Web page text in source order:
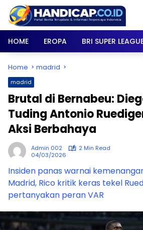
content
HOME
EROPA BRI SUPER
Home madrid
madrid
Brutal di Bernabeu:
Tuding Antonio
Aksi Berbahaya
Admin 002
2 Min Read
04/03/2026
Insiden panas warnai
Madrid, Rico kritik keras tekel
pertanyakan peran VAR